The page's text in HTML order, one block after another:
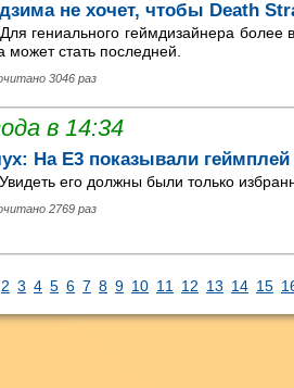
не хочет, чтобы Death
гениального геймдизайнера более
может стать последней.
3046 раз
в 14:34
На Е3 показывали геймплей
его должны были только
2769 раз
2 3 4 5 6 7 8 9 10 11 12 13 14 15